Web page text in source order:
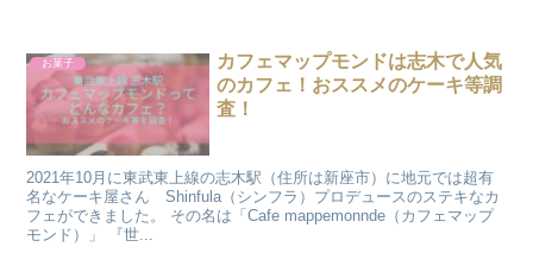
お菓子
カフェマップモンドは志木で人気
のカフェ！おススメのケーキ等調
査！
2021年10月に東武東上線の志木駅（住所は新座市）に地元では超有
名なケーキ屋さん Shinfula（シンフラ）プロデュースのステキなカ
フェができました。 その名は「Cafe mappemonnde（カフェマップ
モンド）」 『世...